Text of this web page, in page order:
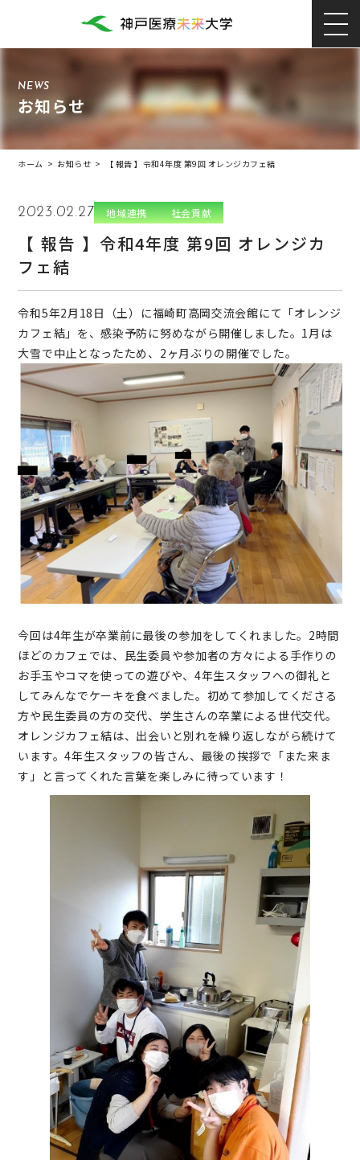
NEWS
お知らせ
ホーム > お知らせ > 【 報告 】令和4年度 第9回 オレンジカフェ結
2023.02.27 地域連携 社会貢献
【 報告 】令和4年度 第9回 オレンジカ
フェ結
令和5年2月18日（土）に福崎町高岡交流会館にて「オレンジ
カフェ結」を、感染予防に努めながら開催しました。1月は
大雪で中止となったため、2ヶ月ぶりの開催でした。
今回は4年生が卒業前に最後の参加をしてくれました。2時間
ほどのカフェでは、民生委員や参加者の方々による手作りの
お手玉やコマを使っての遊びや、4年生スタッフへの御礼と
してみんなでケーキを食べました。初めて参加してくださる
方や民生委員の方の交代、学生さんの卒業による世代交代。
オレンジカフェ結は、出会いと別れを繰り返しながら続けて
います。4年生スタッフの皆さん、最後の挨拶で「また来ま
す」と言ってくれた言葉を楽しみに待っています！